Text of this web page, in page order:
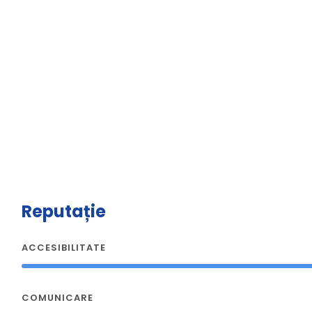
Reputație
ACCESIBILITATE
COMUNICARE